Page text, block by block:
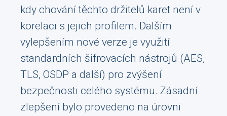
kdy chování těchto držitelů karet není v
korelaci s jejich profilem. Dalším
vylepšením nové verze je využití
standardních šifrovacích nástrojů (AES,
TLS, OSDP a další) pro zvýšení
bezpečnosti celého systému. Zásadní
zlepšení bylo provedeno na úrovni